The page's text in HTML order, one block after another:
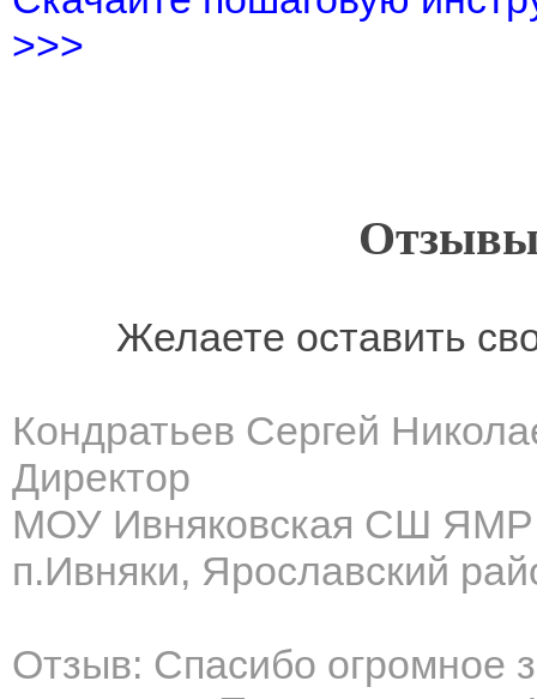
>>>
Желаете оставить
Кондратьев Сергей
Директор
МОУ Ивняковская СШ ЯМР
п.Ивняки, Ярославский
Отзыв: Спасибо огромное